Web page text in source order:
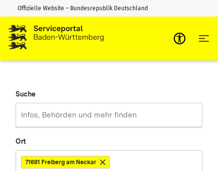
Zum Inhalt springen
Zur Suche springen
Offizielle Website – Bundesrepublik Deutschland
Suche
Ort
71691 Freiberg am Neckar